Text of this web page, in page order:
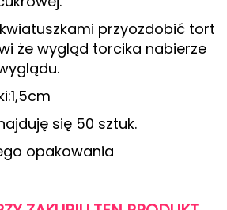
przyozdobić tort
że wygląd torcika nabierze
się 50 sztuk.
opakowania